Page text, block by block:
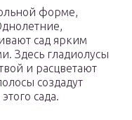
форме,
сад ярким
Здесь гладиолусы
и расцветают
создадут
сада.